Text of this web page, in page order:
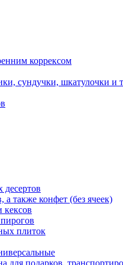
коррексом
сундучки, шкатулочки и
десертов
также конфет (без ячеек)
кексов
плиток
для подарков,